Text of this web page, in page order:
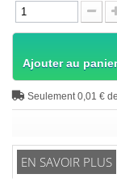
Ajouter au panier
Seulement 0,01 €
EN SAVOIR PLUS